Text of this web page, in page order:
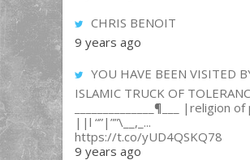
CHRIS BENOIT
9 years ago
YOU HAVE BEEN VISITED
ISLAMIC TRUCK OF
______________¶___ |religion
||l “”|””\__,_...
https://t.co/yUD4QSKQ78
9 years ago